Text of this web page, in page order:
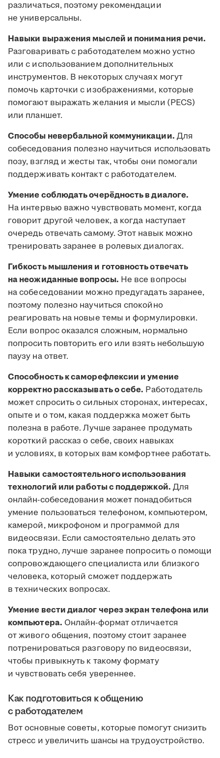
различаться, поэтому рекомендации
не универсальны.
Навыки выражения мыслей и понимания речи.
Разговаривать с работодателем можно устно
или с использованием дополнительных
инструментов. В некоторых случаях могут
помочь карточки с изображениями, которые
помогают выражать желания и мысли (PECS)
или планшет.
Способы невербальной коммуникации. Для
собеседования полезно научиться использовать
позу, взгляд и жесты так, чтобы они помогали
поддерживать контакт с работодателем.
Умение соблюдать очерёдность в диалоге.
На интервью важно чувствовать момент, когда
говорит другой человек, а когда наступает
очередь отвечать самому. Этот навык можно
тренировать заранее в ролевых диалогах.
Гибкость мышления и готовность отвечать
на неожиданные вопросы. Не все вопросы
на собеседовании можно предугадать заранее,
поэтому полезно научиться спокойно
реагировать на новые темы и формулировки.
Если вопрос оказался сложным, нормально
попросить повторить его или взять небольшую
паузу на ответ.
Способность к саморефлексии и умение
корректно рассказывать о себе. Работодатель
может спросить о сильных сторонах, интересах,
опыте и о том, какая поддержка может быть
полезна в работе. Лучше заранее продумать
короткий рассказ о себе, своих навыках
и условиях, в которых вам комфортнее работать.
Навыки самостоятельного использования
технологий или работы с поддержкой. Для
онлайн-собеседования может понадобиться
умение пользоваться телефоном, компьютером,
камерой, микрофоном и программой для
видеосвязи. Если самостоятельно делать это
пока трудно, лучше заранее попросить о помощи
сопровождающего специалиста или близкого
человека, который сможет поддержать
в технических вопросах.
Умение вести диалог через экран телефона или
компьютера. Онлайн-формат отличается
от живого общения, поэтому стоит заранее
потренироваться разговору по видеосвязи,
чтобы привыкнуть к такому формату
и чувствовать себя увереннее.
Как подготовиться к общению
с работодателем
Вот основные советы, которые помогут снизить
стресс и увеличить шансы на трудоустройство.